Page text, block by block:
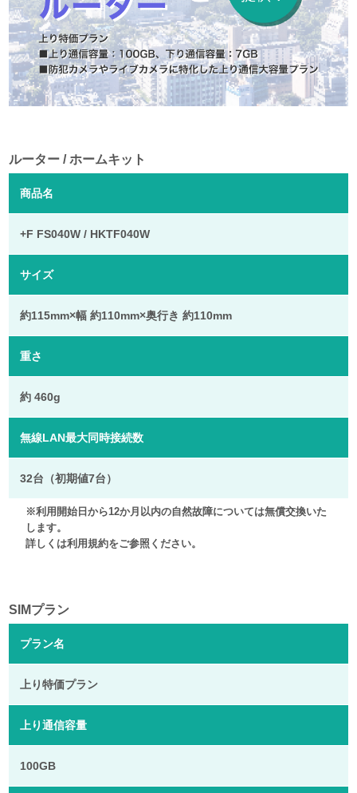
ルーター / ホームキット
商品名
+F FS040W / HKTF040W
サイズ
約115mm×幅 約110mm×奥行き 約110mm
重さ
約 460g
無線LAN最大同時接続数
32台（初期値7台）
※利用開始日から12か月以内の自然故障については無償交換いた
します。
詳しくは利用規約をご参照ください。
SIMプラン
プラン名
上り特価プラン
上り通信容量
100GB